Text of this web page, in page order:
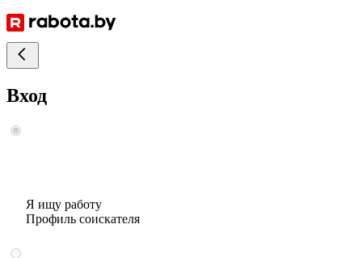
Вход
Я ищу работу
Профиль соискателя